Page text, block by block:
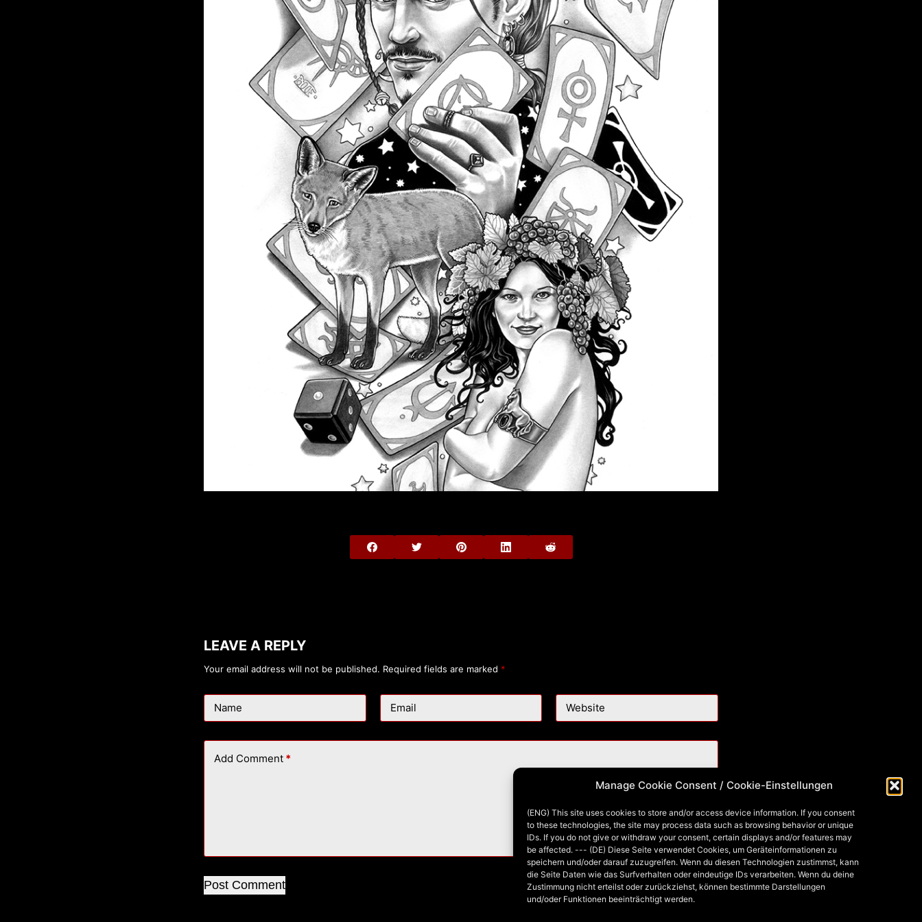
Manage Cookie Consent / Cookie-Einstellungen
(ENG) This site uses cookies to store and/or access device information. If you consent
to these technologies, the site may process data such as browsing behavior or unique
IDs. If you do not give or withdraw your consent, certain displays and/or features may
be affected. --- (DE) Diese Seite verwendet Cookies, um Geräteinformationen zu
speichern und/oder darauf zuzugreifen. Wenn du diesen Technologien zustimmst, kann
die Seite Daten wie das Surfverhalten oder eindeutige IDs verarbeiten. Wenn du deine
Zustimmung nicht erteilst oder zurückziehst, können bestimmte Darstellungen
und/oder Funktionen beeinträchtigt werden.
LEAVE A REPLY
Your email address will not be published. Required fields are marked *
Name Email Website
Add Comment *
Post Comment